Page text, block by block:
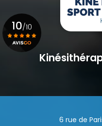
6 rue de
10/10
Voir le certificat